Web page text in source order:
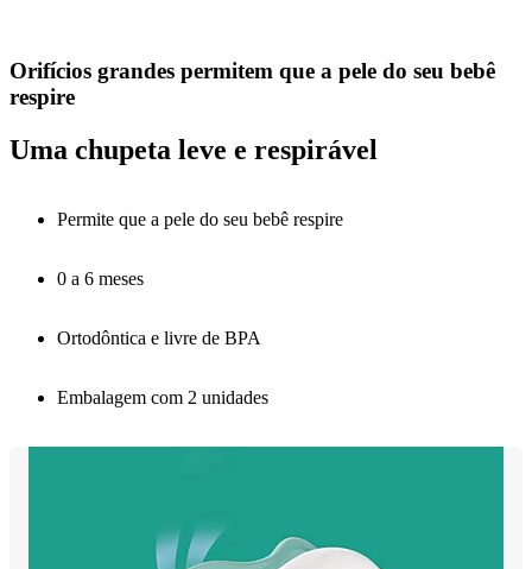
Orifícios grandes permitem que a pele do seu bebê
respire
Uma chupeta leve e respirável
Permite que a pele do seu bebê respire
0 a 6 meses
Ortodôntica e livre de BPA
Embalagem com 2 unidades